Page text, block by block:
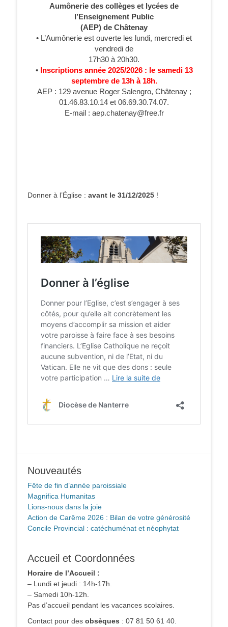
Aumônerie des collèges et lycées de
l’Enseignement Public
(AEP) de Châtenay
• L’Aumônerie est ouverte les lundi, mercredi et
vendredi de
17h30 à 20h30.
• Inscriptions année 2025/2026 : le samedi 13
septembre de 13h à 18h.
AEP : 129 avenue Roger Salengro, Châtenay ;
01.46.83.10.14 et 06.69.30.74.07.
E-mail : aep.chatenay@free.fr
Donner à l’Église : avant le 31/12/2025 !
Nouveautés
Fête de fin d’année paroissiale
Magnifica Humanitas
Lions-nous dans la joie
Action de Carême 2026 : Bilan de votre générosité
Concile Provincial : catéchuménat et néophytat
Accueil et Coordonnées
Horaire de l’Accueil :
– Lundi et jeudi : 14h-17h.
– Samedi 10h-12h.
Pas d’accueil pendant les vacances scolaires.
Contact pour des obsèques : 07 81 50 61 40.